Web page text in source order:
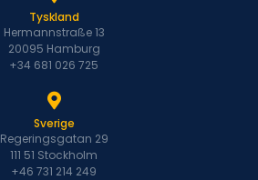
Tyskland
Hermannstraße 13
20095 Hamburg
+34 681 026 725
Sverige
Regeringsgatan 29
111 51 Stockholm
+46 731 214 249